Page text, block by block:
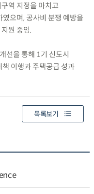
역 지정을 마치고
으며, 공사비 분쟁 예방을
원 중임.
선을 통해 1기 신도시
이행과 주택공급 성과
목록보기